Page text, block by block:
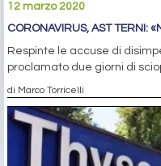
12 marzo 2020
CORONAVIRUS, AST TERNI:
Respinte le accuse di
proclamato due giorni di
di Marco Torricelli